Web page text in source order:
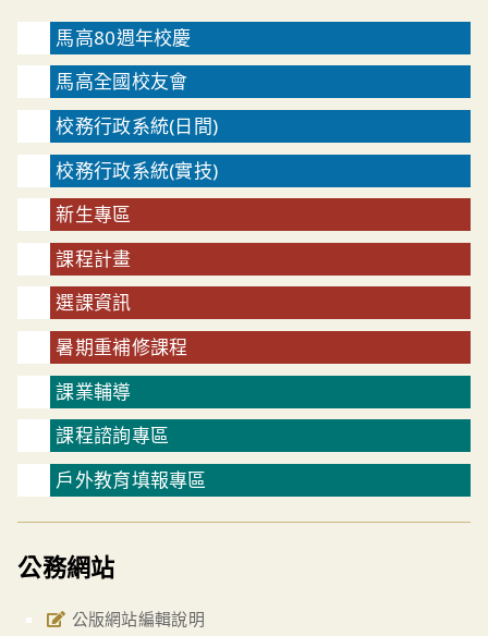
馬高80週年校慶
馬高全國校友會
校務行政系統(日間)
校務行政系統(實技)
新生專區
課程計畫
選課資訊
暑期重補修課程
課業輔導
課程諮詢專區
戶外教育填報專區
公務網站
公版網站編輯說明